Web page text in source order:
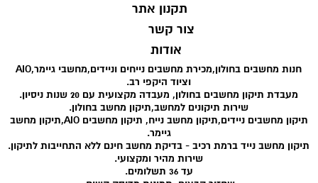
צור קשר
אודות
תקנון אתר
חנות מחשבים בחולון,מכירת מחשבים נייחים וניידים,מחשבי גיימר,AIO
וציוד היקפי רב.
מעבדת תיקון מחשבים בחולון, מעבדה מקצועית עם 20 שנות ניסיון.
שירות תיקונים למחשב,תיקון מחשב בחולון.
תיקון מחשבים ניידים,תיקון מחשב נייח, תיקון מחשבים AIO,תיקון מחשב
גיימר.
תיקון מחשב נייד ברמת רכיב - בדיקת מחשב חינם ללא התחייבות לתיקון.
שירות מהיר ומקצועי.
עד 36 תשלומים.